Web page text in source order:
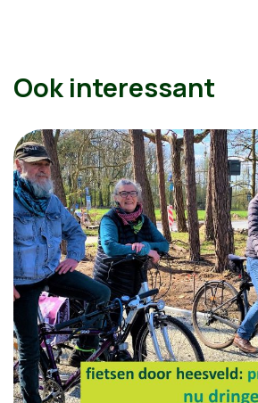
Ook interessant